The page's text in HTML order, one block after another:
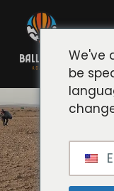
We've
be